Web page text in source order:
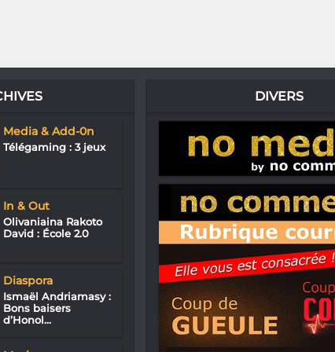
Media & Add-0n
Télégaming : 3 jeux
In & Out
Olivaniaina Rakoto
David : École 2.0
Diaspora
Ismaël Andriamasy :
Bons baisers
d’Honol...
DIVERS